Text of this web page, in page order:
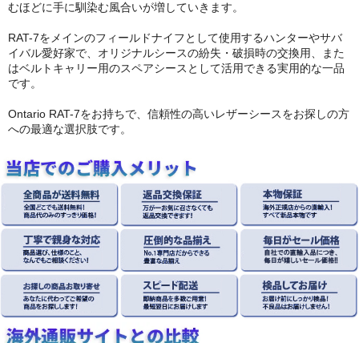
むほどに手に馴染む風合いが増していきます。
RAT-7をメインのフィールドナイフとして使用するハンターやサバ
イバル愛好家で、オリジナルシースの紛失・破損時の交換用、また
はベルトキャリー用のスペアシースとして活用できる実用的な一品
です。
Ontario RAT-7をお持ちで、信頼性の高いレザーシースをお探しの方
への最適な選択肢です。